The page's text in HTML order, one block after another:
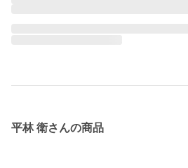
平林 衛さんの商品